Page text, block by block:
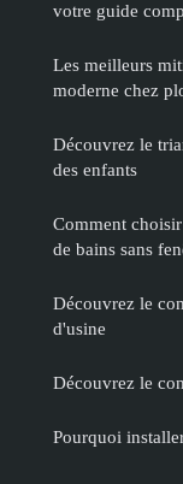
votre guide
Les meilleurs
moderne chez
Découvrez le
des enfants
Comment
de bains sans
Découvrez le
d'usine
Découvrez le
Pourquoi